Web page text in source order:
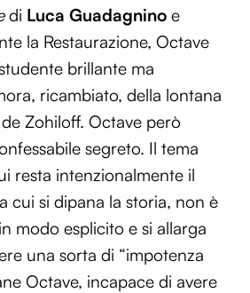
di Luca Guadagnino e
la Restaurazione, Octave
brillante ma
ricambiato, della lontana
Zohiloff. Octave però
segreto. Il tema
resta intenzionalmente il
cui si dipana la storia, non è
modo esplicito e si allarga
una sorta di “impotenza
Octave, incapace di avere